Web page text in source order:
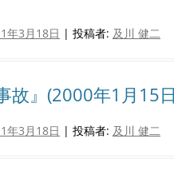
年3月18日 | 投稿者: 及川 健二
故』(2000年1月15
年3月18日 | 投稿者: 及川 健二